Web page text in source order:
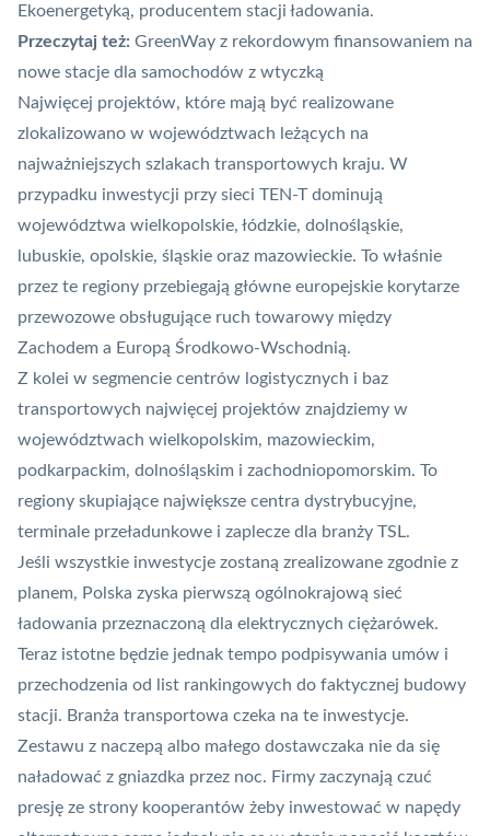
Ekoenergetyką, producentem stacji ładowania.
Przeczytaj też: GreenWay z rekordowym finansowaniem na
nowe stacje dla samochodów z wtyczką
Najwięcej projektów, które mają być realizowane
zlokalizowano w województwach leżących na
najważniejszych szlakach transportowych kraju. W
przypadku inwestycji przy sieci TEN-T dominują
województwa wielkopolskie, łódzkie, dolnośląskie,
lubuskie, opolskie, śląskie oraz mazowieckie. To właśnie
przez te regiony przebiegają główne europejskie korytarze
przewozowe obsługujące ruch towarowy między
Zachodem a Europą Środkowo-Wschodnią.
Z kolei w segmencie centrów logistycznych i baz
transportowych najwięcej projektów znajdziemy w
województwach wielkopolskim, mazowieckim,
podkarpackim, dolnośląskim i zachodniopomorskim. To
regiony skupiające największe centra dystrybucyjne,
terminale przeładunkowe i zaplecze dla branży TSL.
Jeśli wszystkie inwestycje zostaną zrealizowane zgodnie z
planem, Polska zyska pierwszą ogólnokrajową sieć
ładowania przeznaczoną dla elektrycznych ciężarówek.
Teraz istotne będzie jednak tempo podpisywania umów i
przechodzenia od list rankingowych do faktycznej budowy
stacji. Branża transportowa czeka na te inwestycje.
Zestawu z naczepą albo małego dostawczaka nie da się
naładować z gniazdka przez noc. Firmy zaczynają czuć
presję ze strony kooperantów żeby inwestować w napędy